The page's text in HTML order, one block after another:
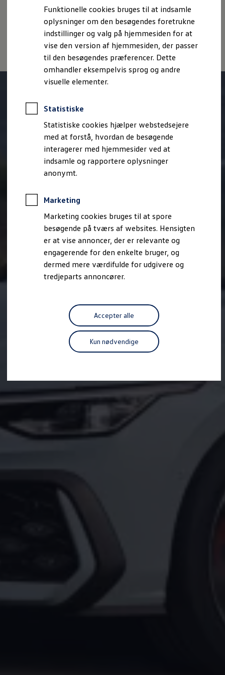
Funktionelle cookies bruges til at indsamle
oplysninger om den besøgendes foretrukne
indstillinger og valg på hjemmesiden for at
vise den version af hjemmesiden, der passer
til den besøgendes præferencer. Dette
omhandler eksempelvis sprog og andre
visuelle elementer.
Statistiske
Statistiske cookies hjælper webstedsejere
med at forstå, hvordan de besøgende
interagerer med hjemmesider ved at
indsamle og rapportere oplysninger
anonymt.
Marketing
Marketing cookies bruges til at spore
besøgende på tværs af websites. Hensigten
er at vise annoncer, der er relevante og
engagerende for den enkelte bruger, og
dermed mere værdifulde for udgivere og
tredjeparts annoncører.
Accepter alle
Kun nødvendige
Bestil et tilbud
Brugte biler
Pendlerleasing
Budgetberegner
Firmabil
Vejen til en ny Volkswagen
Online Privatleasing
Finansiering og forsikring
Volkswagen Forsikring
Volkswagen Finansiering
Ejere og services
Book tid på værkstedet
Service
Serviceabonnementer
Service 5+
Service på elbiler
Prismatch
Fordele ved autoriseret værksted
Brugbar information
Servicefordele
Digitale ekstrafunktioner
Se tjenesterne til din model
Volkswagen-apps, login og shop
Forbind mobiltelefonen med bilen
Opdateringer til software, kort og radio
Fleet Interface Data
MinVolkswagen
Digital instruktionsbog
Tilbehør
Fordele ved at vælge autoriseret værksted til din
Om Volkswagen
Nyheder
Tilmeld nyhedsbrev
Pressemeddelser
Kalenderbillede
VieW
Autostadt
Find forhandler
Hjælp og kontakt